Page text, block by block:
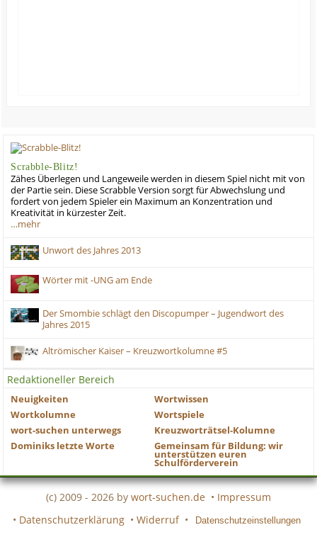
Scrabble-Blitz!
Zähes Überlegen und Langeweile werden in diesem Spiel nicht mit von
der Partie sein. Diese Scrabble Version sorgt für Abwechslung und
fordert von jedem Spieler ein Maximum an Konzentration und
Kreativität in kürzester Zeit.
…mehr
Unwort des Jahres 2013
Wörter mit -UNG am Ende
Der Smombie schlägt den Discopumper – Jugendwort des
Jahres 2015
Altrömischer Kaiser – Kreuzwortkolumne #5
Redaktioneller Bereich
Neuigkeiten
Wortwissen
Wortkolumne
Wortspiele
wort-suchen unterwegs
Kreuzworträtsel-Kolumne
Dominiks letzte Worte
Gemeinsam für Bildung: wir
unterstützen euren
Schulförderverein
(c) 2009 - 2026 by wort-suchen.de • Impressum
• Datenschutzerklärung • Widerruf • Datenschutzeinstellungen